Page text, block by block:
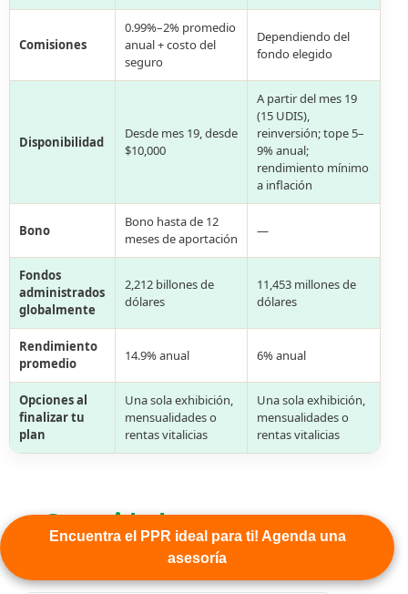
Encuentra el PPR ideal para ti! Agenda una
asesoría
Comisiones
0.99%–2% promedio
anual + costo del
seguro
Dependiendo del
fondo elegido
Disponibilidad
Desde mes 19, desde
$10,000
A partir del mes 19
(15 UDIS),
reinversión; tope 5–
9% anual;
rendimiento mínimo
a inflación
Bono
Bono hasta de 12
meses de aportación
—
Fondos
administrados
globalmente
2,212 billones de
dólares
11,453 millones de
dólares
Rendimiento
promedio
14.9% anual 6% anual
Opciones al
finalizar tu
plan
Una sola exhibición,
mensualidades o
rentas vitalicias
Una sola exhibición,
mensualidades o
rentas vitalicias
Seguridad y
Certificación